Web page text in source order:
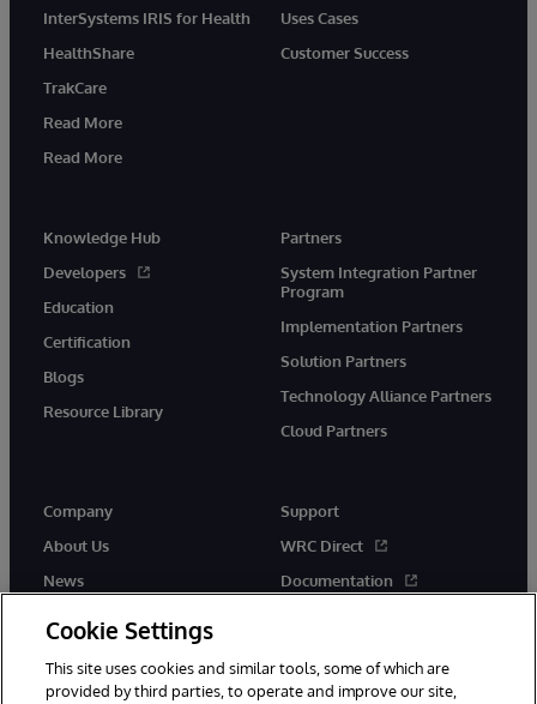
InterSystems IRIS for Health
HealthShare
TrakCare
Read More
Read More
Uses Cases
Customer Success
Knowledge Hub
Developers
Education
Certification
Blogs
Resource Library
Partners
System Integration Partner
Program
Implementation Partners
Solution Partners
Technology Alliance Partners
Cloud Partners
Company
About Us
News
Support
WRC Direct
Documentation
Cookie Settings
This site uses cookies and similar tools, some of which are
provided by third parties, to operate and improve our site,